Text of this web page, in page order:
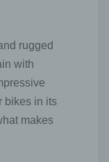
rugged
with
bikes in its
makes